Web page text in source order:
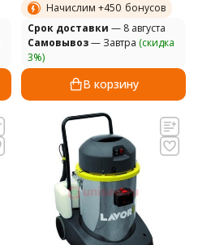
Начислим +450 бонусов
Cрок доставки — 8 августа
Самовывоз— Завтра (скидка
3%)
В корзину